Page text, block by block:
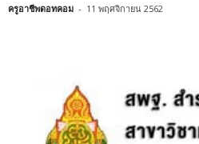
ครูอาชีพดอทคอม - 11 พฤศจิกายน 2562